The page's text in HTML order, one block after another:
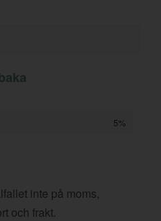
5%
inte på moms,
och frakt.